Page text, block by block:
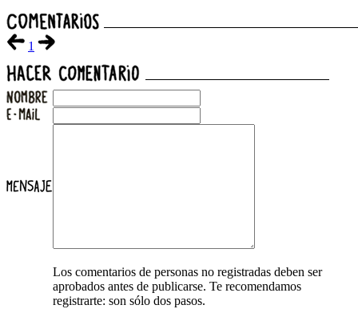
1
Los comentarios de personas no registradas deben ser
aprobados antes de publicarse. Te recomendamos
registrarte: son sólo dos pasos.